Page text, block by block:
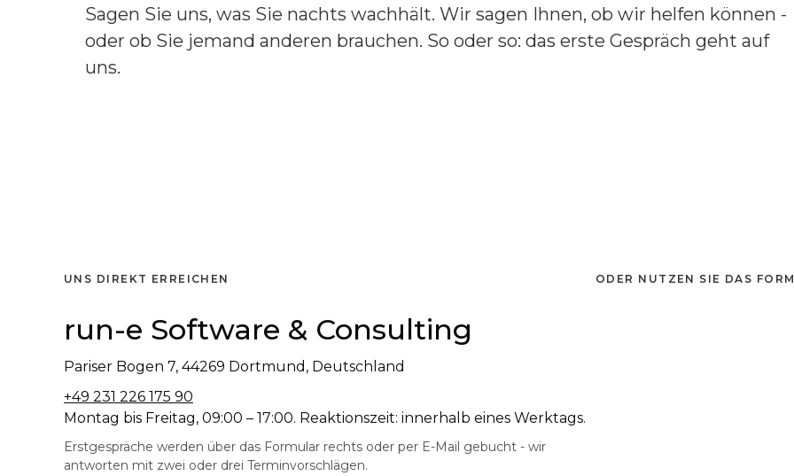
Sagen Sie uns, was Sie nachts wachhält. Wir sagen Ihnen, ob wir helfen können -
oder ob Sie jemand anderen brauchen. So oder so: das erste Gespräch geht auf
uns.
UNS DIREKT ERREICHEN
run-e Software & Consulting
Pariser Bogen 7, 44269 Dortmund, Deutschland
+49 231 226 175 90
Montag bis Freitag, 09:00 – 17:00. Reaktionszeit: innerhalb eines Werktags.
Erstgespräche werden über das Formular rechts oder per E-Mail gebucht - wir
antworten mit zwei oder drei Terminvorschlägen.
ODER NUTZEN SIE DAS